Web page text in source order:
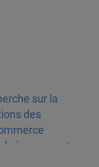
sur la
des
journaux et